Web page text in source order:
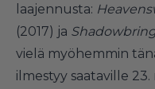
laajennusta:
(2017) ja
vielä myöhemmin
ilmestyy saataville